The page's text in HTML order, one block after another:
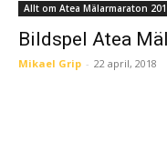
Allt om Atea Mälarmaraton
Bildspel Atea
Mikael Grip - 22 april, 2018